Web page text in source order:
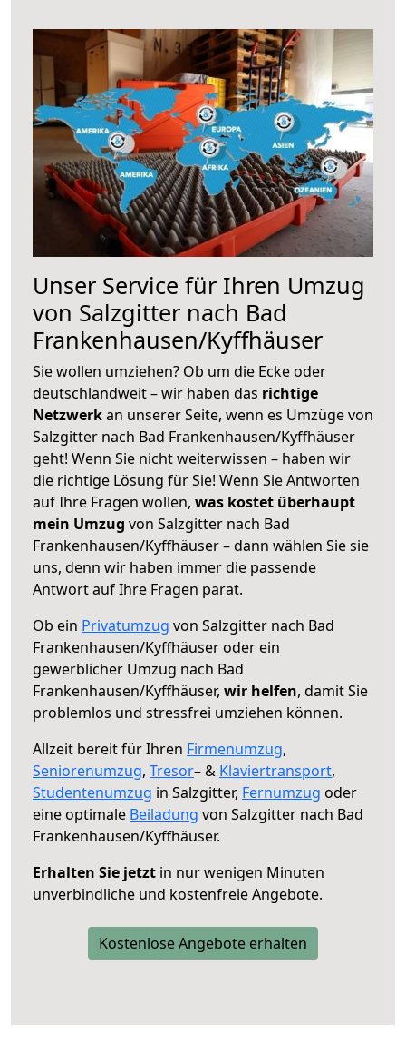
Unser Service für Ihren Umzug
von Salzgitter nach Bad
Frankenhausen/Kyffhäuser
Sie wollen umziehen? Ob um die Ecke oder
deutschlandweit – wir haben das richtige
Netzwerkan unserer Seite, wenn es Umzüge von
Salzgitter nach Bad Frankenhausen/Kyffhäuser
geht! Wenn Sie nicht weiterwissen – haben wir
die richtige Lösung für Sie! Wenn Sie Antworten
auf Ihre Fragen wollen, was kostet überhaupt
mein Umzug von Salzgitter nach Bad
Frankenhausen/Kyffhäuser – dann wählen Sie sie
uns, denn wir haben immer die passende
Antwort auf Ihre Fragen parat.
Ob ein Privatumzug von Salzgitter nach Bad
Frankenhausen/Kyffhäuser oder ein
gewerblicher Umzug nach Bad
Frankenhausen/Kyffhäuser, wir helfen, damit Sie
problemlos und stressfrei umziehen können.
Allzeit bereit für Ihren Firmenumzug,
Seniorenumzug, Tresor– & Klaviertransport,
Studentenumzug in Salzgitter, Fernumzug oder
eine optimale Beiladung von Salzgitter nach Bad
Frankenhausen/Kyffhäuser.
Erhalten Sie jetzt in nur wenigen Minuten
unverbindliche und kostenfreie Angebote.
Kostenlose Angebote erhalten